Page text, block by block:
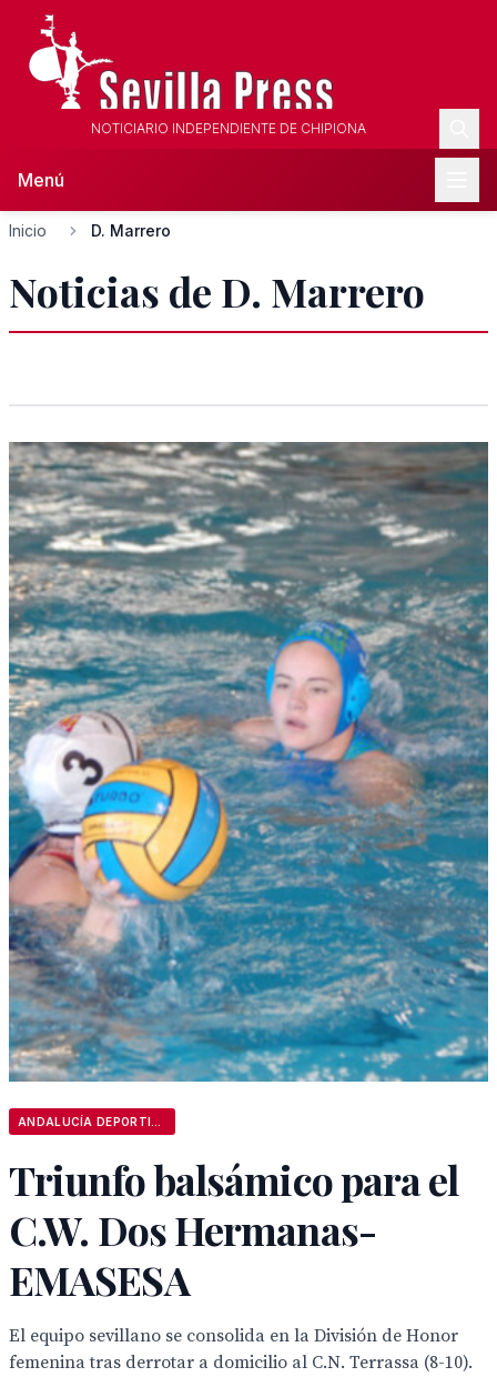
NOTICIARIO INDEPENDIENTE DE CHIPIONA
Menú
Inicio D. Marrero
Noticias de D. Marrero
Triunfo balsámico para el
C.W. Dos Hermanas-
EMASESA
El equipo sevillano se consolida en la División de Honor
femenina tras derrotar a domicilio al C.N. Terrassa (8-10).